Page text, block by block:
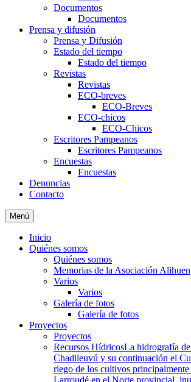
Documentos
Documentos
Prensa y difusión
Prensa y Difusión
Estado del tiempo
Estado del tiempo
Revistas
Revistas
ECO-breves
ECO-Breves
ECO-chicos
ECO-Chicos
Escritores Pampeanos
Escritores Pampeanos
Encuestas
Encuestas
Denuncias
Contacto
Menú
Inicio
Quiénes somos
Quiénes somos
Memorias de la Asociación Alihuen
Varios
Varios
Galería de fotos
Galería de fotos
Proyectos
Proyectos
Recursos HídricosLa hidrografía
Chadileuvú y su continuación el
riego de los cultivos
Larroudé en el Norte provincial,